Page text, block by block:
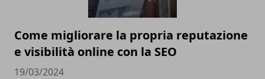
Come migliorare la propria reputazione
e visibilità online con la SEO
19/03/2024